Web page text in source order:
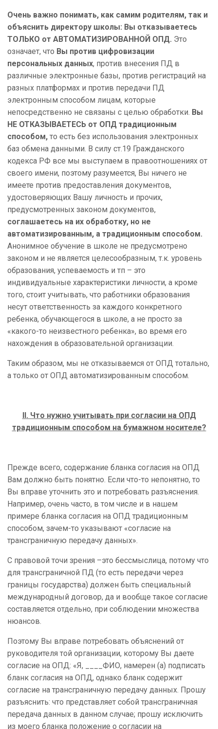
Очень важно понимать, как самим родителям, так и
объяснить директору школы: Вы отказываетесь
ТОЛЬКО от АВТОМАТИЗИРОВАННОЙ ОПД. Это
означает, что Вы против цифровизации
персональных данных, против внесения ПД в
различные электронные базы, против регистраций на
разных платформах и против передачи ПД
электронным способом лицам, которые
непосредственно не связаны с целью обработки. Вы
НЕ ОТКАЗЫВАЕТЕСЬ от ОПД традиционным
способом, то есть без использования электронных
баз обмена данными. В силу ст.19 Гражданского
кодекса РФ все мы выступаем в правоотношениях от
своего имени, поэтому разумеется, Вы ничего не
имеете против предоставления документов,
удостоверяющих Вашу личность и прочих,
предусмотренных законом документов,
соглашаетесь на их обработку, но не
автоматизированным, а традиционным способом.
Анонимное обучение в школе не предусмотрено
законом и не является целесообразным, т.к. уровень
образования, успеваемость и тп – это
индивидуальные характеристики личности, а кроме
того, стоит учитывать, что работники образования
несут ответственность за каждого конкретного
ребенка, обучающегося в школе, а не просто за
«какого-то неизвестного ребенка», во время его
нахождения в образовательной организации.
Таким образом, мы не отказываемся от ОПД тотально,
а только от ОПД автоматизированным способом.
II. Что нужно учитывать при согласии на ОПД
традиционным способом на бумажном носителе?
Прежде всего, содержание бланка согласия на ОПД
Вам должно быть понятно. Если что-то непонятно, то
Вы вправе уточнить это и потребовать разъяснения.
Например, очень часто, в том числе и в нашем
примере бланка согласия на ОПД традиционным
способом, зачем-то указывают «согласие на
трансграничную передачу данных».
С правовой точи зрения –это бессмыслица, потому что
для трансграничной ПД (то есть передачи через
границы государства) должен быть специальный
международный договор, да и вообще такое согласие
составляется отдельно, при соблюдении множества
нюансов.
Поэтому Вы вправе потребовать объяснений от
руководителя той организации, которому Вы даете
согласие на ОПД: «Я, ____ФИО, намерен (а) подписать
бланк согласия на ОПД, однако бланк содержит
согласие на трансграничную передачу данных. Прошу
разъяснить: что представляет собой трансграничная
передача данных в данном случае; прошу исключить
из моего бланка положение о согласии на